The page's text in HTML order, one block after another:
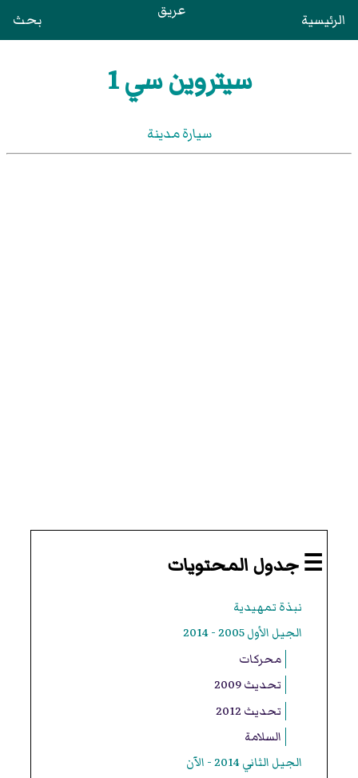
الرئيسية عريق بحث
سيتروين سي 1
سيارة مدينة
☰ جدول المحتويات
نبذة تمهيدية
الجيل الأول 2005 - 2014
محركات
تحديث 2009
تحديث 2012
السلامة
الجيل الثاني 2014 - الآن